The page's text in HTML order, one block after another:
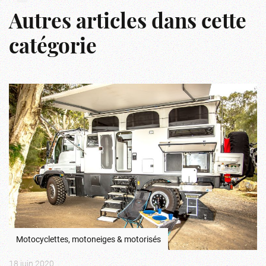
Autres articles dans cette
catégorie
Motocyclettes, motoneiges & motorisés
18 juin 2020